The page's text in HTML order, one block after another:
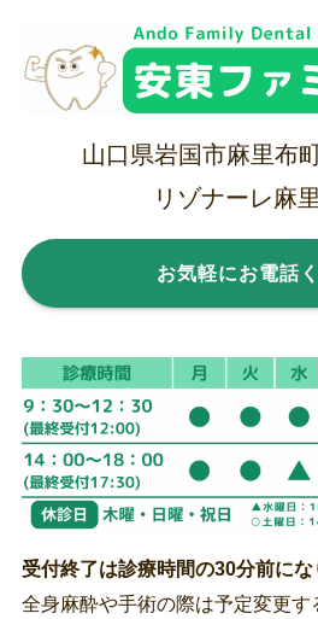
山口県岩国市麻里布
リゾナーレ麻
お気軽にお電話
受付終了は診療時間の30分前にな
全身麻酔や手術の際は予定変更す